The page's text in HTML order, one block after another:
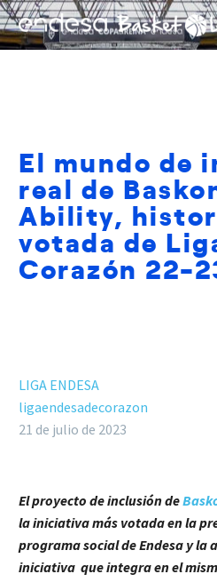
El mundo de
real de
Ability,
votada de
Corazón 22-
LIGA ENDESA
ligaendesadecorazon
21 de julio de 2023
El proyecto de inclusión de
la iniciativa más votada en la
programa social de Endesa y la
iniciativa que integra en el